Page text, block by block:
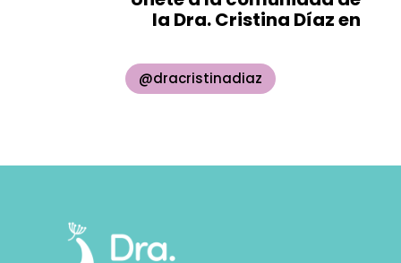
la Dra. Cristina Díaz en
@dracristinadiaz